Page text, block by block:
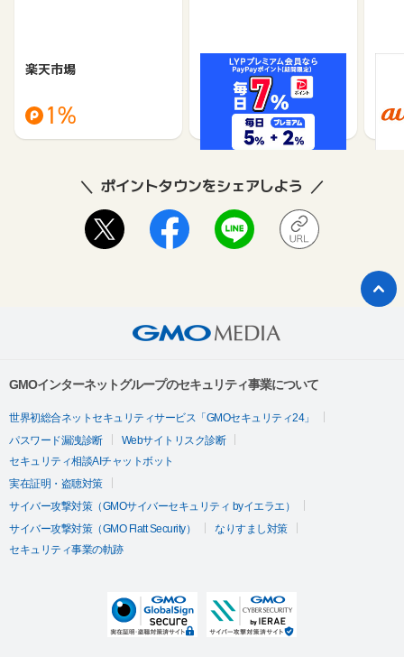
楽天市場
1%
Yahoo!ショッピング
1%
ポイントタウンをシェアしよう
GMOインターネットグループのセキュリティ事業について
世界初総合ネットセキュリティサービス「GMOセキュリティ24」
パスワード漏洩診断
Webサイトリスク診断
セキュリティ相談AIチャットボット
実在証明・盗聴対策
サイバー攻撃対策（GMOサイバーセキュリティ byイエラエ）
サイバー攻撃対策（GMO Flatt Security）
なりすまし対策
セキュリティ事業の軌跡